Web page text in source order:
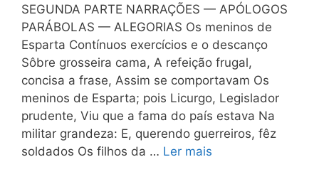
SEGUNDA PARTE NARRAÇÕES — APÓLOGOS
PARÁBOLAS — ALEGORIAS Os meninos de
Esparta Contínuos exercícios e o descanço
Sôbre grosseira cama, A refeição frugal,
concisa a frase, Assim se comportavam Os
meninos de Esparta; pois Licurgo, Legislador
prudente, Viu que a fama do país estava Na
militar grandeza: E, querendo guerreiros, fêz
soldados Os filhos da … Ler mais